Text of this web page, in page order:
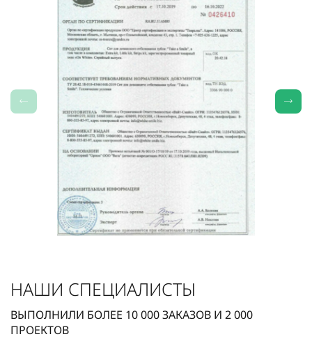
НАШИ СПЕЦИАЛИСТЫ
ВЫПОЛНИЛИ БОЛЕЕ 10 000ЗАКАЗОВ И 2 000
ПРОЕКТОВ